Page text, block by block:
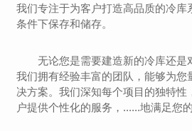
我们专注于为客户打造高品质的冷库
条件下保存和储存。
无论您是需要建造新的冷库还是
我们拥有经验丰富的团队，能够为您
决方案。我们深知每个项目的独特性
户提供个性化的服务，......地满足您的